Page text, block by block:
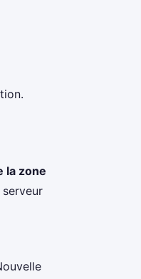
la zone